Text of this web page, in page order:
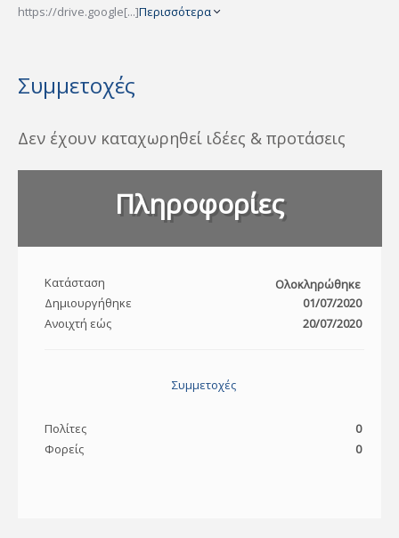
https://drive.google[...]Περισσότερα
Συμμετοχές
Δεν έχουν καταχωρηθεί ιδέες & προτάσεις
Πληροφορίες
Κατάσταση
Ολοκληρώθηκε
Δημιουργήθηκε
01/07/2020
Ανοιχτή εώς
20/07/2020
Συμμετοχές
Πολίτες
0
Φορείς
0